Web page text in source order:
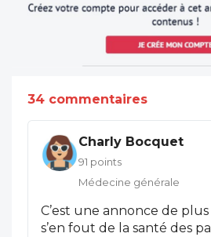
34 commentaires
Charly Bocquet
91 points
Médecine générale
C’est une annonce de
s’en fout de la santé des